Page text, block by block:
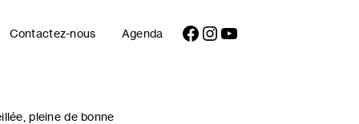
Contactez-nous Agenda Facebook
Instagram
YouTube
pleine de bonne